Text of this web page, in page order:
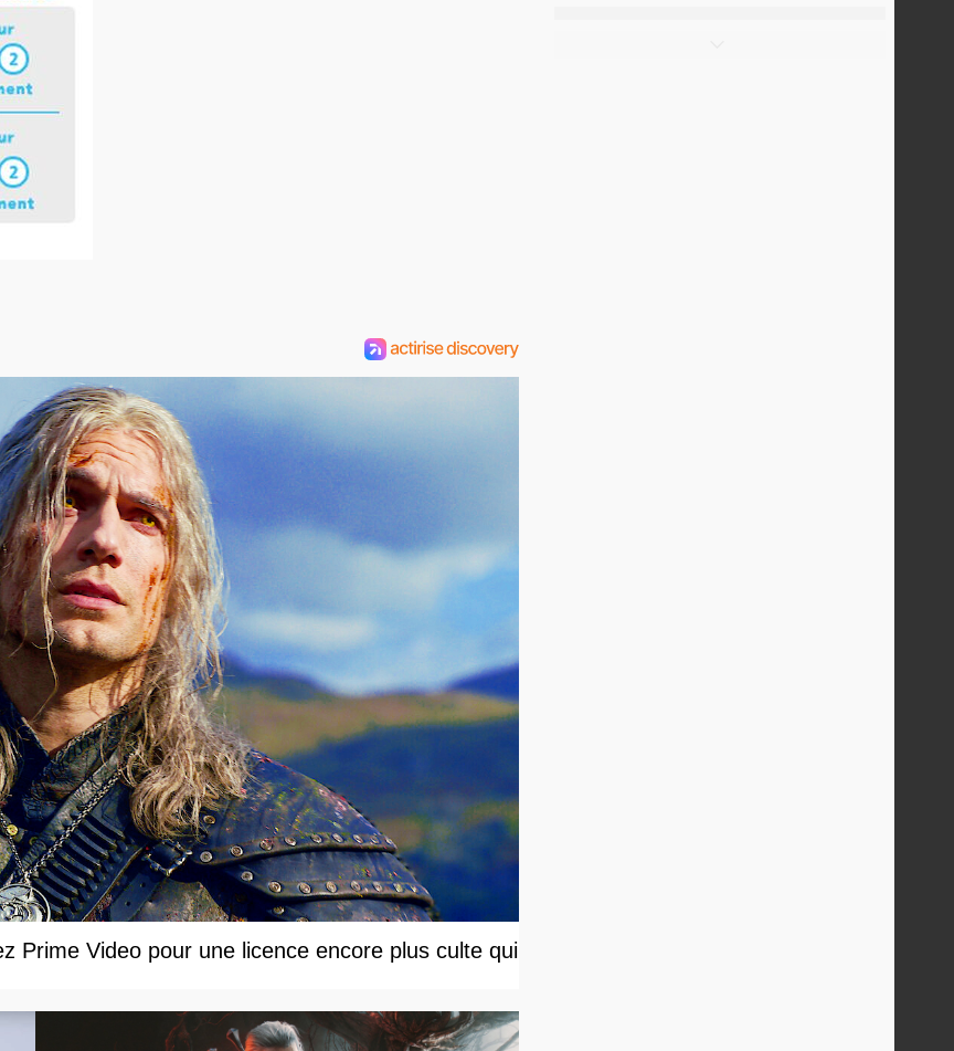
Prime Video pour une licence encore plus culte qui